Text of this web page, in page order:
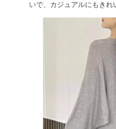
いで、カジュアルにもきれ